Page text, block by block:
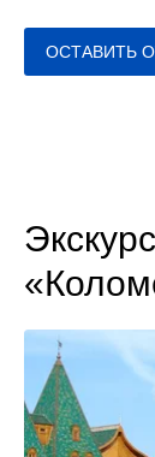
ОСТАВИТЬ